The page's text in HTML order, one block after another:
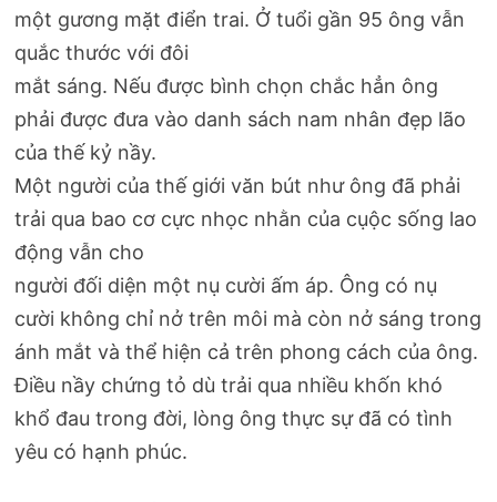
một gương mặt điển trai. Ở tuổi gần 95 ông vẫn
quắc thước với đôi
mắt sáng. Nếu được bình chọn chắc hẳn ông
phải được đưa vào danh sách nam nhân đẹp lão
của thế kỷ nầy.
Một người của thế giới văn bút như ông đã phải
trải qua bao cơ cực nhọc nhằn của cụộc sống lao
động vẫn cho
người đối diện một nụ cười ấm áp. Ông có nụ
cười không chỉ nở trên môi mà còn nở sáng trong
ánh mắt và thể hiện cả trên phong cách của ông.
Điều nầy chứng tỏ dù trải qua nhiều khốn khó
khổ đau trong đời, lòng ông thực sự đã có tình
yêu có hạnh phúc.